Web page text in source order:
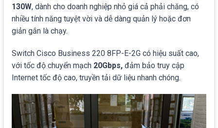
130W, dành cho doanh nghiệp nhỏ giá cả phải chăng, có
nhiều tính năng tuyệt vời và dễ dàng quản lý hoặc đơn
giản gắn là chạy.
Switch Cisco Business 220 8FP-E-2G có hiệu suất cao,
với tốc độ chuyển mạch 20Gbps, đảm bảo truy cập
Internet tốc độ cao, truyền tải dữ liệu nhanh chóng.